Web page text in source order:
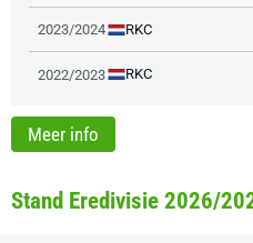
2023/2024 RKC
2022/2023 RKC
Meer info
Stand Eredivisie 2026/